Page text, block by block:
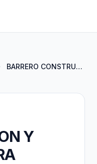
BARRERO CONSTRUCCION Y ARQUITE...
Y